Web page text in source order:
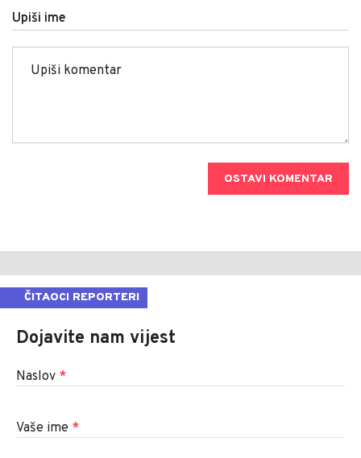
Upiši ime
OSTAVI KOMENTAR
ČITAOCI REPORTERI
Dojavite nam vijest
Naslov *
Vaše ime *